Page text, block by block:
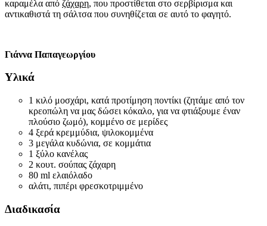
καραμέλα από ζάχαρη, που προστίθεται στο σερβίρισμα και
αντικαθιστά τη σάλτσα που συνηθίζεται σε αυτό το φαγητό.
Γιάννα Παπαγεωργίου
Υλικά
1 κιλό μοσχάρι, κατά προτίμηση ποντίκι (ζητάμε από τον
κρεοπώλη να μας δώσει κόκαλο, για να φτιάξουμε έναν
πλούσιο ζωμό), κομμένο σε μερίδες
4 ξερά κρεμμύδια, ψιλοκομμένα
3 μεγάλα κυδώνια, σε κομμάτια
1 ξύλο κανέλας
2 κουτ. σούπας ζάχαρη
80 ml ελαιόλαδο
αλάτι, πιπέρι φρεσκοτριμμένο
Διαδικασία